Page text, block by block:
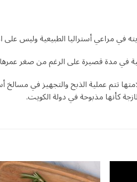
في مراعي أستراليا الطبيعية وليس على
في مدة قصيرة على الرغم من صغر
تتم عملية الذبح والتجهيز في مسالخ
كأنها مذبوحة في دولة الكويت.